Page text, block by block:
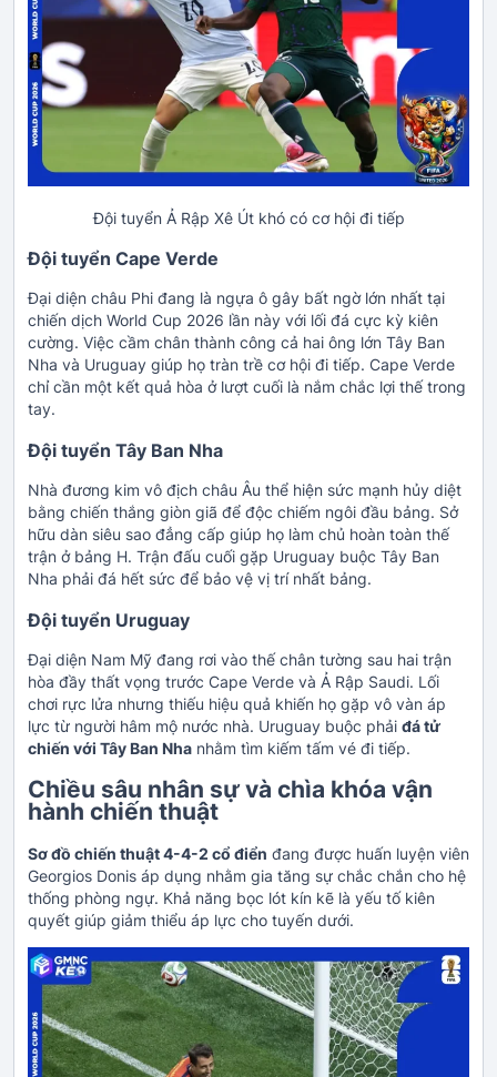
Đội tuyển Ả Rập Xê Út khó có cơ hội đi tiếp
Đội tuyển Cape Verde
Đại diện châu Phi đang là ngựa ô gây bất ngờ lớn nhất tại
chiến dịch World Cup 2026 lần này với lối đá cực kỳ kiên
cường. Việc cầm chân thành công cả hai ông lớn Tây Ban
Nha và Uruguay giúp họ tràn trề cơ hội đi tiếp. Cape Verde
chỉ cần một kết quả hòa ở lượt cuối là nắm chắc lợi thế trong
tay.
Đội tuyển Tây Ban Nha
Nhà đương kim vô địch châu Âu thể hiện sức mạnh hủy diệt
bằng chiến thắng giòn giã để độc chiếm ngôi đầu bảng. Sở
hữu dàn siêu sao đẳng cấp giúp họ làm chủ hoàn toàn thế
trận ở bảng H. Trận đấu cuối gặp Uruguay buộc Tây Ban
Nha phải đá hết sức để bảo vệ vị trí nhất bảng.
Đội tuyển Uruguay
Đại diện Nam Mỹ đang rơi vào thế chân tường sau hai trận
hòa đầy thất vọng trước Cape Verde và Ả Rập Saudi. Lối
chơi rực lửa nhưng thiếu hiệu quả khiến họ gặp vô vàn áp
lực từ người hâm mộ nước nhà. Uruguay buộc phải đá tử
chiến với Tây Ban Nha nhằm tìm kiếm tấm vé đi tiếp.
Chiều sâu nhân sự và chìa khóa vận
hành chiến thuật
Sơ đồ chiến thuật 4-4-2 cổ điển đang được huấn luyện viên
Georgios Donis áp dụng nhằm gia tăng sự chắc chắn cho hệ
thống phòng ngự. Khả năng bọc lót kín kẽ là yếu tố kiên
quyết giúp giảm thiểu áp lực cho tuyến dưới.